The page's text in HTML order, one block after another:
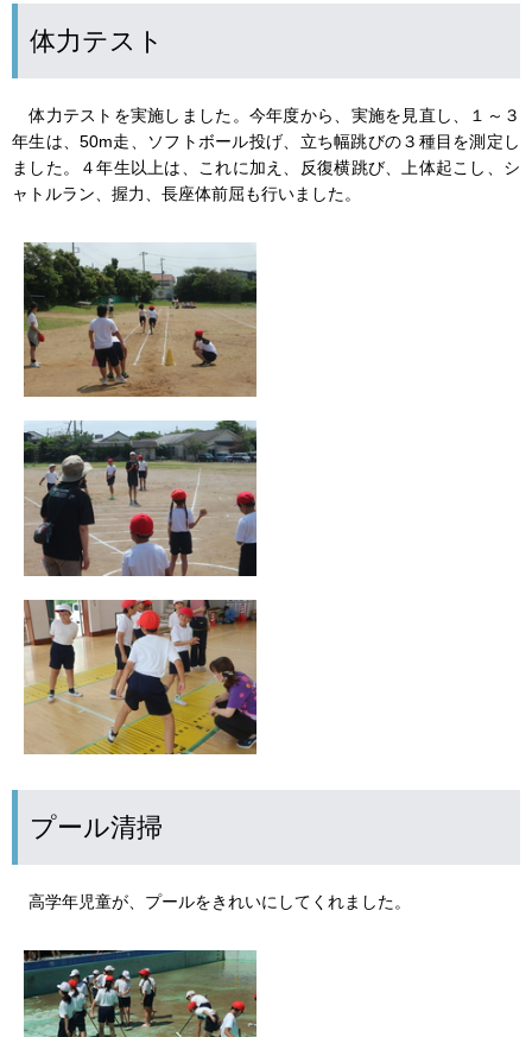
体力テスト
体力テストを実施しました。今年度から、実施を見直し、１～３
年生は、50m走、ソフトボール投げ、立ち幅跳びの３種目を測定し
ました。４年生以上は、これに加え、反復横跳び、上体起こし、シ
ャトルラン、握力、長座体前屈も行いました。
プール清掃
高学年児童が、プールをきれいにしてくれました。